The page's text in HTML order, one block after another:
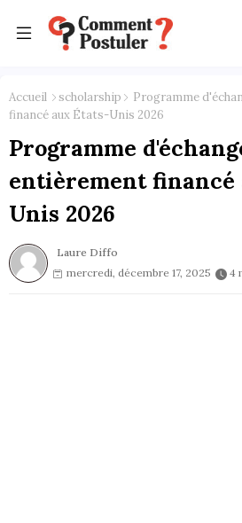
Accueil scholarship
Programme
financé aux États-Unis 2026
Programme
entièrement financé
Unis 2026
Laure Diffo
mercredi, décembre 17, 2025
4